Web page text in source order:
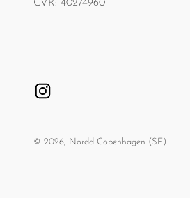
CVR: 40274960
© 2026, Nordd Copenhagen (SE).